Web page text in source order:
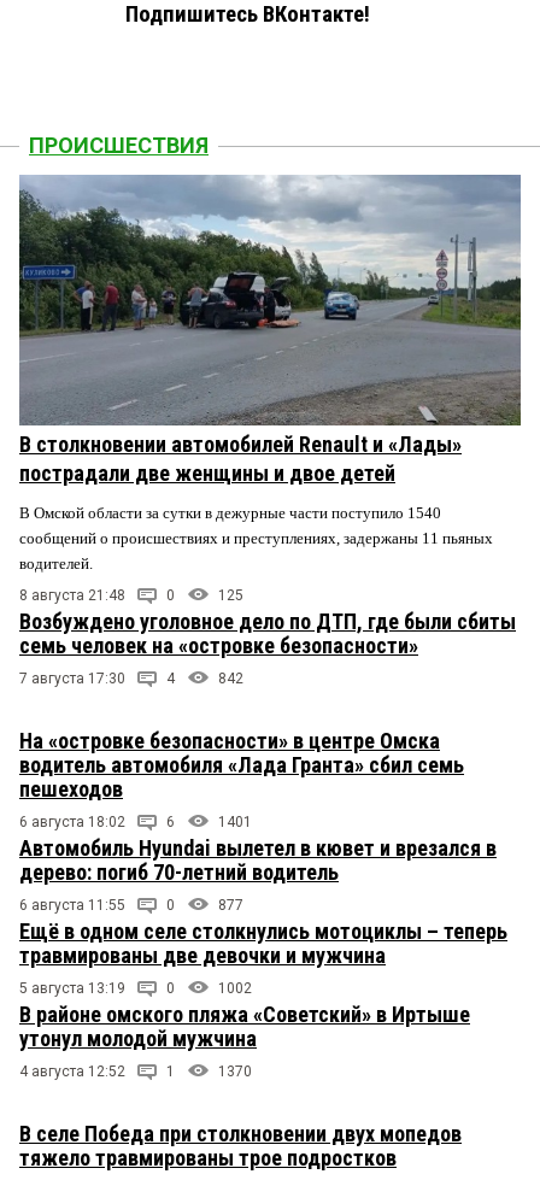
Подпишитесь ВКонтакте!
ПРОИСШЕСТВИЯ
В столкновении автомобилей Renault и «Лады»
пострадали две женщины и двое детей
В Омской области за сутки в дежурные части поступило 1540
сообщений о происшествиях и преступлениях, задержаны 11 пьяных
водителей.
8 августа 21:48 0 125
Возбуждено уголовное дело по ДТП, где были сбиты
семь человек на «островке безопасности»
7 августа 17:30 4 842
На «островке безопасности» в центре Омска
водитель автомобиля «Лада Гранта» сбил семь
пешеходов
6 августа 18:02 6 1401
Автомобиль Hyundai вылетел в кювет и врезался в
дерево: погиб 70-летний водитель
6 августа 11:55 0 877
Ещё в одном селе столкнулись мотоциклы – теперь
травмированы две девочки и мужчина
5 августа 13:19 0 1002
В районе омского пляжа «Советский» в Иртыше
утонул молодой мужчина
4 августа 12:52 1 1370
В селе Победа при столкновении двух мопедов
тяжело травмированы трое подростков